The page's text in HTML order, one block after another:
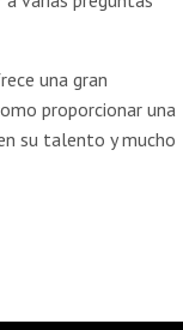
una gran
proporcionar una
su talento y mucho